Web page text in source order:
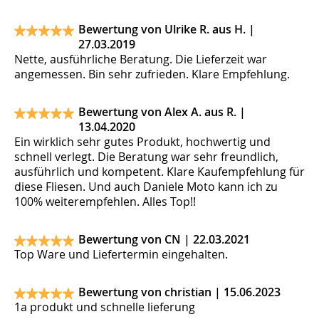
Bewertung von Ulrike R. aus H. |
27.03.2019
Nette, ausführliche Beratung. Die Lieferzeit war
angemessen. Bin sehr zufrieden. Klare Empfehlung.
Bewertung von Alex A. aus R. |
13.04.2020
Ein wirklich sehr gutes Produkt, hochwertig und
schnell verlegt. Die Beratung war sehr freundlich,
ausführlich und kompetent. Klare Kaufempfehlung für
diese Fliesen. Und auch Daniele Moto kann ich zu
100% weiterempfehlen. Alles Top!!
Bewertung von CN | 22.03.2021
Top Ware und Liefertermin eingehalten.
Bewertung von christian | 15.06.2023
1a produkt und schnelle lieferung